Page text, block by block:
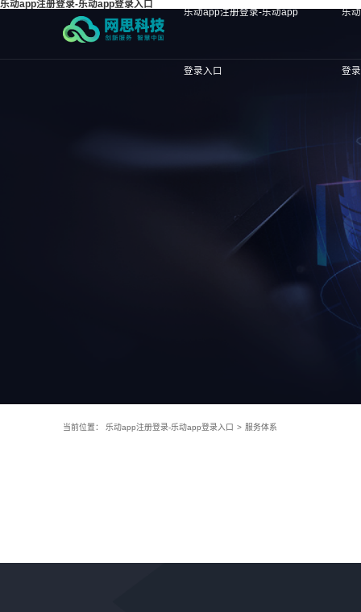
乐动app注册登录-乐动app登录入口
乐动app注册登录-乐动app
登录入口
乐
登
当前位置： 乐动app注册登录-乐动app登录入口 > 服务体系